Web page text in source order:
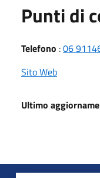
Punti di
Telefono :06
Sito Web
Ultimo